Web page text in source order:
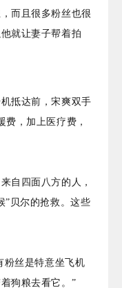
而且很多粉丝也很
就让妻子帮着拍
抵达前，宋爽双手
费，加上医疗费，
自四面八方的人，
”贝尔的抢救。这些
粉丝是特意坐飞机
狗粮去看它。”